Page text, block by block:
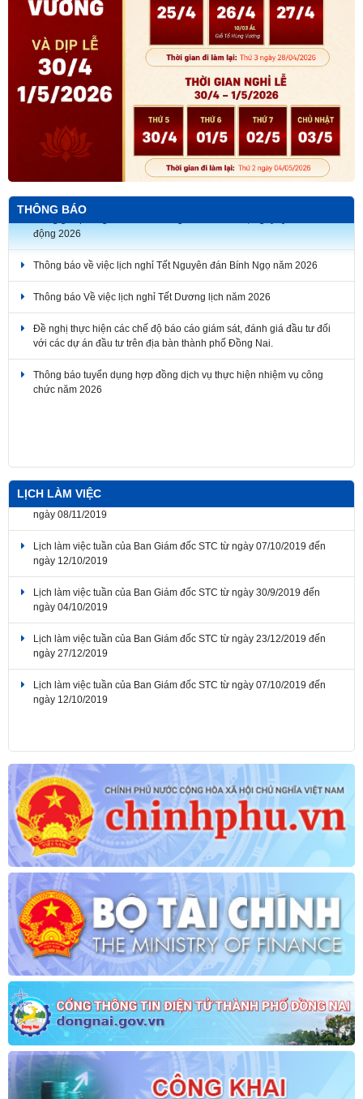
THÔNG BÁO
Thông báo về việc lịch nghỉ Tết Nguyên đán Bính Ngọ năm 2026
Thông báo Về việc lịch nghỉ Tết Dương lịch năm 2026
Đề nghị thực hiện các chế độ báo cáo giám sát, đánh giá đầu tư đối
với các dự án đầu tư trên địa bàn thành phố Đồng Nai.
Thông báo tuyển dụng hợp đồng dịch vụ thực hiện nhiệm vụ công
chức năm 2026
Thông báo về thời gian nghỉ lễ Giỗ Tổ Hùng Vương, Ngày Chiến
LỊCH LÀM VIỆC
Lịch làm việc tuần của Ban Giám đốc STC từ ngày 07/10/2019 đến
ngày 12/10/2019
Lịch làm việc tuần của Ban Giám đốc STC từ ngày 30/9/2019 đến
ngày 04/10/2019
Lịch làm việc tuần của Ban Giám đốc STC từ ngày 23/12/2019 đến
ngày 27/12/2019
Lịch làm việc tuần của Ban Giám đốc STC từ ngày 07/10/2019 đến
ngày 12/10/2019
Lịch làm việc tuần của Ban Giám đốc STC từ ngày 04/11/2019 đến